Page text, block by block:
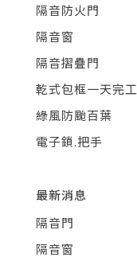
隔音防火門
隔音窗
隔音摺疊門
乾式包框一天完工
綠風防颱百葉
電子鎖.把手
最新消息
隔音門
隔音窗